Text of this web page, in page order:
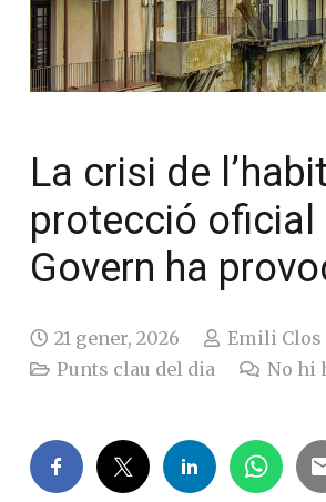
La crisi de
protecció oficial
Govern ha
21 gener, 2026
Emili Clos
Punts clau del dia
No hi